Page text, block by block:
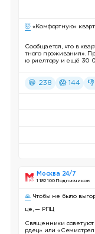
🤯«Комфортную»
Сообщается, что в
тного проживания».
ю риелтору и ещё 30
😁 238 😱 144
Москва 24/7
1 182 100 Подписчиков
🙏Чтобы не было
це, — РПЦ
Священники советуют
рдец» или